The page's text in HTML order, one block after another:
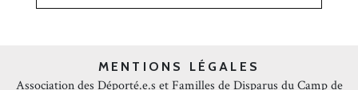
MENTIONS LÉGALES
Association des Déporté.e.s et Familles de Disparus du Camp de